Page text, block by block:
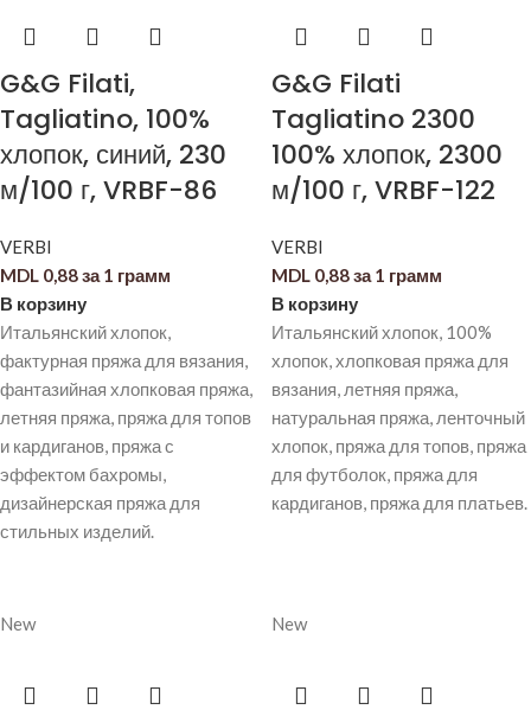
G&G Filati,
Tagliatino, 100%
хлопок, синий, 230
м/100 г, VRBF-86
VERBI
MDL 0,88за 1 грамм
В корзину
Итальянский хлопок,
фактурная пряжа для вязания,
фантазийная хлопковая пряжа,
летняя пряжа, пряжа для топов
и кардиганов, пряжа с
эффектом бахромы,
дизайнерская пряжа для
стильных изделий.
G&G Filati
Tagliatino 2300
100% хлопок, 2300
м/100 г, VRBF-122
VERBI
MDL 0,88за 1 грамм
В корзину
Итальянский хлопок, 100%
хлопок, хлопковая пряжа для
вязания, летняя пряжа,
натуральная пряжа, ленточный
хлопок, пряжа для топов, пряжа
для футболок, пряжа для
кардиганов, пряжа для платьев.
New New